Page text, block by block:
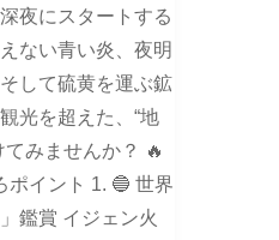
夜にスタートする
ない青い炎、夜明
して硫黄を運ぶ鉱
光を超えた、“地
みませんか？ 🔥
ポイント 1. 🔵 世界
鑑賞 イジェン火